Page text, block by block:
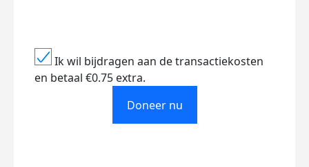
Ik wil bijdragen aan de transactiekosten
en betaal €0.75 extra.
Doneer nu